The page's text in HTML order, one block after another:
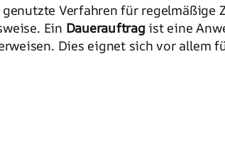
Verfahren für
Ein Dauerauftrag ist eine
Dies eignet sich vor allem